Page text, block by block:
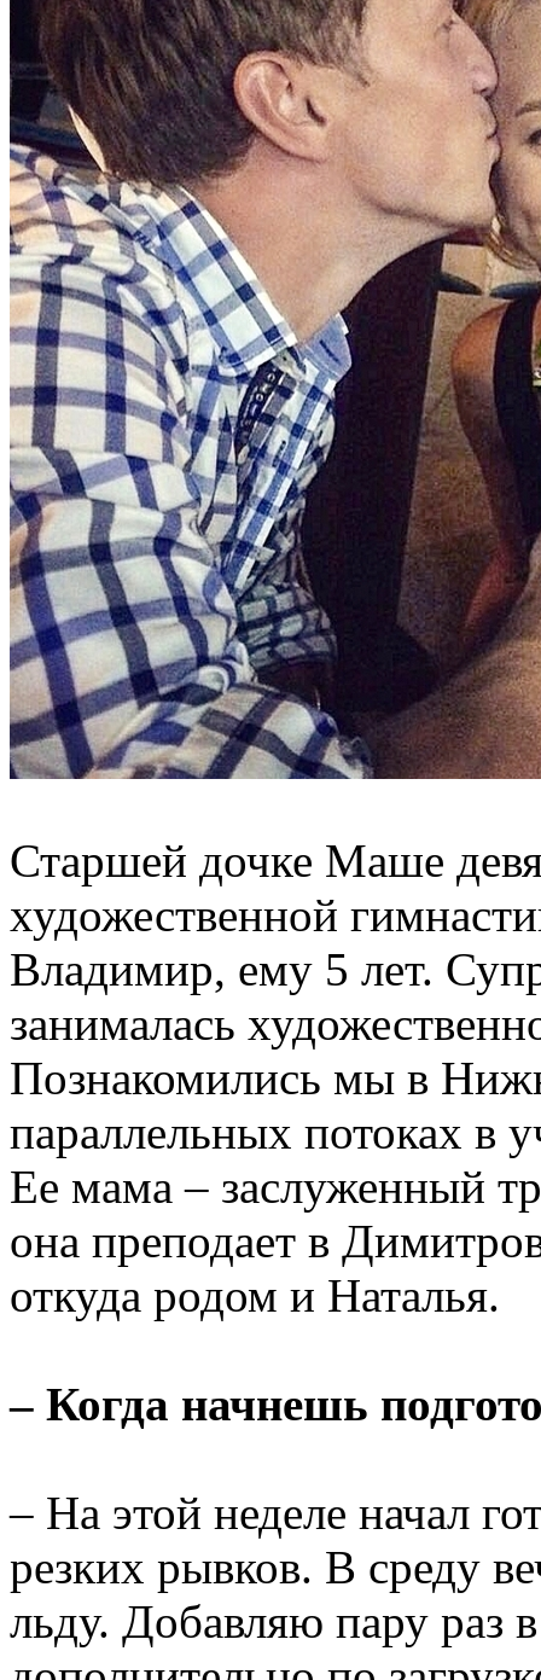
Старшей дочке Маше
художественной
Владимир, ему 5 лет.
занималась
Познакомились мы в
параллельных потоках в
Ее мама – заслуженный
она преподает в
откуда родом и Наталья.
– Когда начнешь
– На этой неделе начал
резких рывков. В среду
льду. Добавляю пару раз